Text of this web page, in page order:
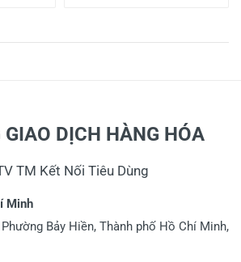
DỊCH HÀNG HÓA
TM Kết Nối Tiêu Dùng
Minh
Bảy Hiền, Thành phố Hồ Chí Minh,